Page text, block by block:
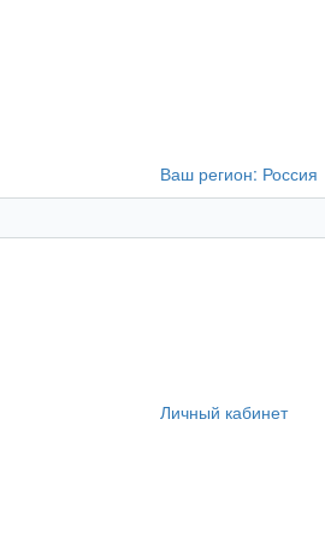
Ваш регион: Россия
Личный кабинет